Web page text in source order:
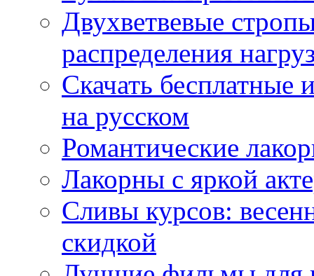
Двухветвевые
распределения
Скачать
на русском
Романтические
Лакорны с яркой
Сливы курсов:
скидкой